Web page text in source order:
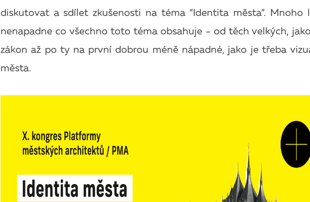
diskutovat a sdílet zkušenosti na téma “Identita města”.
nenapadne co všechno toto téma obsahuje - od těch velkých,
zákon až po ty na první dobrou méně nápadné, jako je třeba
města.